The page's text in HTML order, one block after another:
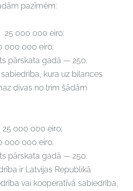
pazīmēm:
000 000 eiro;
000 000 eiro;
pārskata gadā — 250.
kura uz bilances
divas no trim šādām
000 000 eiro;
000 000 eiro;
pārskata gadā — 250.
ir Latvijas Republikā
vai kooperatīvā sabiedrība,